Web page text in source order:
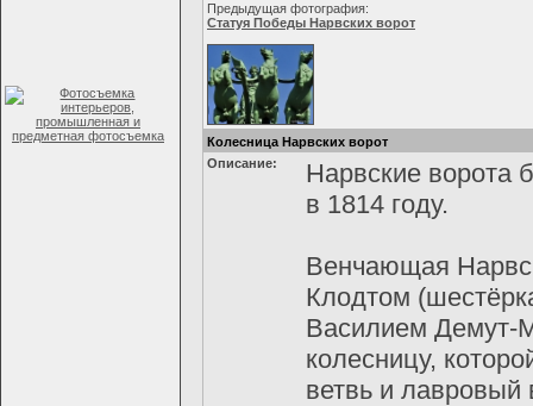
Предыдущая фотография:
Статуя Победы Нарвских ворот
Колесница Нарвских ворот
Описание:
Нарвские ворота
в 1814 году.
Венчающая
Клодтом
Василием Демут-
колесницу,
ветвь и